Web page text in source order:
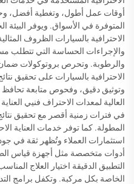
أوقات عمل أطول، وتغطية أفضل،
المتوفرة في الأسواق. ويوفر البيئة
الاحترافية بالسيارات الظروف
والإجراءات الحساسة التي تتطلب
والرطوبة. وتحرص بروتوكولات ضمان
الاحترافية بالسيارات على تحقيق
وتوثيق دقيق، وفحوص متابعة تحافظ
العالية لمعدات الاحتراف فنيي
في فترات زمنية أقصر مع تحقيق
المطولة. كما توفر خدمات العناية
استثمارات العملاء وتُظهر ثقة في
أدوات متخصصة مثل أجهزة قياس
التطبيق الدقيقة اختيار العلاج
الخاصة بكل مركبة. وتكفل برامج